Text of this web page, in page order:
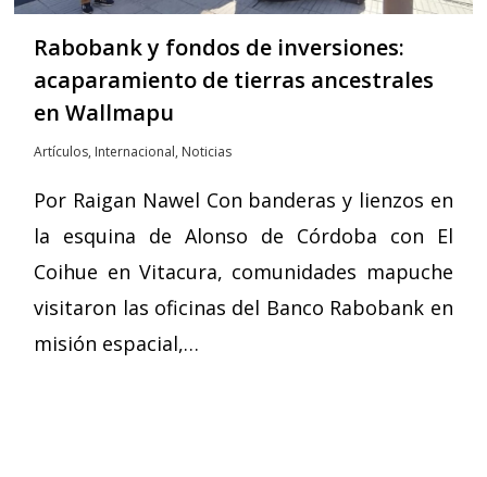
Rabobank y fondos de inversiones:
acaparamiento de tierras ancestrales
en Wallmapu
Artículos, Internacional, Noticias
Por Raigan Nawel Con banderas y lienzos en
la esquina de Alonso de Córdoba con El
Coihue en Vitacura, comunidades mapuche
visitaron las oficinas del Banco Rabobank en
misión espacial,…